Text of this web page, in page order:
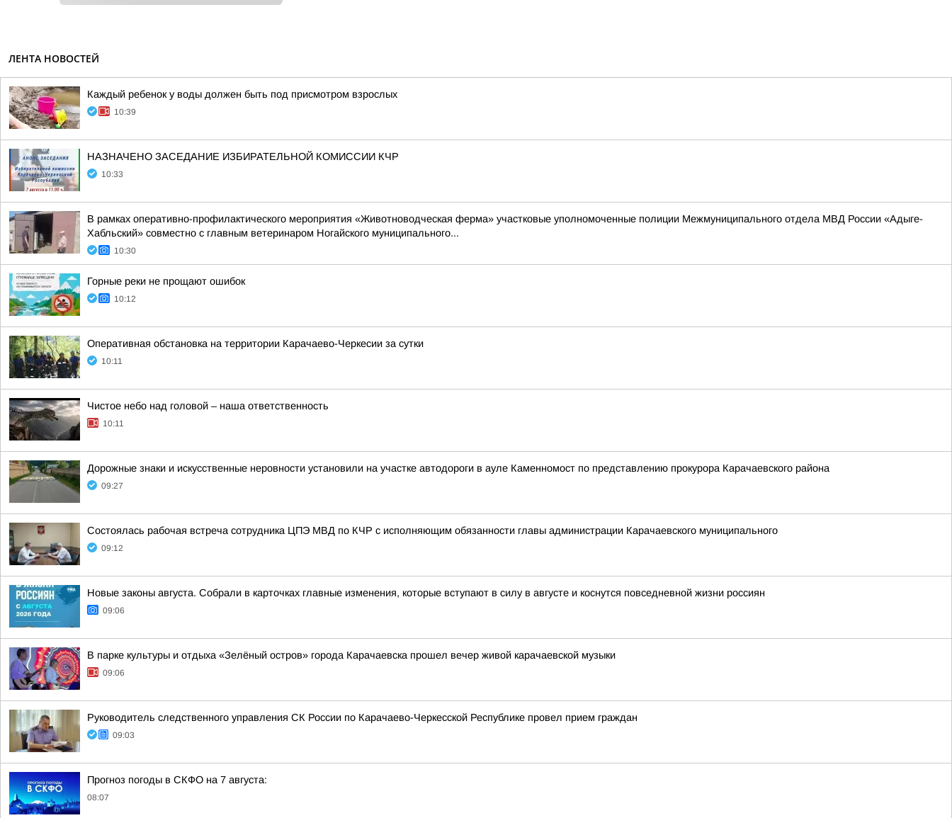
ЛЕНТА НОВОСТЕЙ
Каждый ребенок у воды должен быть под присмотром взрослых
10:39
НАЗНАЧЕНО ЗАСЕДАНИЕ ИЗБИРАТЕЛЬНОЙ КОМИССИИ КЧР
10:33
В рамках оперативно-профилактического мероприятия «Животноводческая ферма» участковые уполномоченные полиции Межмуниципального отдела МВД России «Адыге-
Хабльский» совместно с главным ветеринаром Ногайского муниципального...
10:30
Горные реки не прощают ошибок
10:12
Оперативная обстановка на территории Карачаево-Черкесии за сутки
10:11
Чистое небо над головой – наша ответственность
10:11
Дорожные знаки и искусственные неровности установили на участке автодороги в ауле Каменномост по представлению прокурора Карачаевского района
09:27
Состоялась рабочая встреча сотрудника ЦПЭ МВД по КЧР с исполняющим обязанности главы администрации Карачаевского муниципального
09:12
Новые законы августа. Собрали в карточках главные изменения, которые вступают в силу в августе и коснутся повседневной жизни россиян
09:06
В парке культуры и отдыха «Зелёный остров» города Карачаевска прошел вечер живой карачаевской музыки
09:06
Руководитель следственного управления СК России по Карачаево-Черкесской Республике провел прием граждан
09:03
Прогноз погоды в СКФО на 7 августа:
08:07